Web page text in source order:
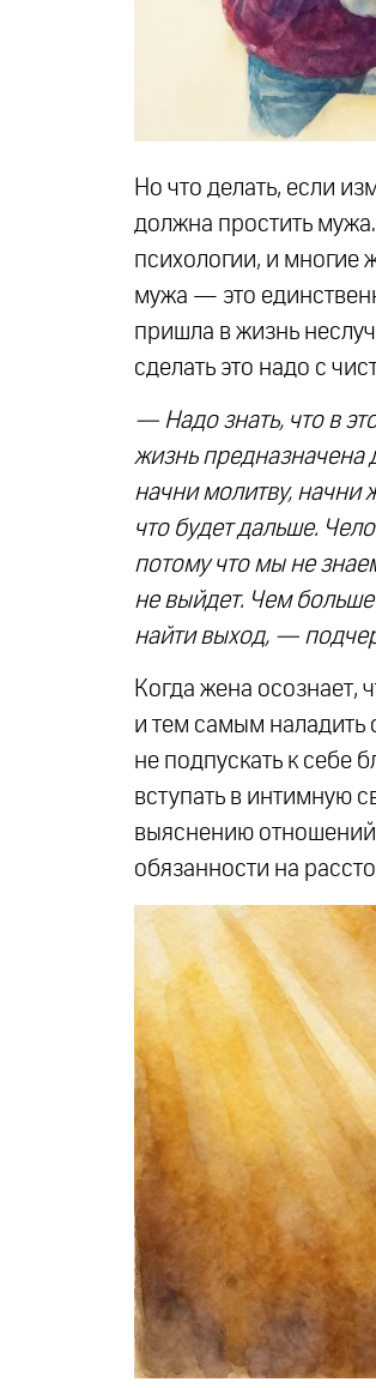
Но что делать, если
должна простить
психологии, и многие
мужа — это
пришла в жизнь
сделать это надо с
— Надо знать, что в
жизнь предназначена
начни молитву, начни
что будет дальше.
потому что мы не
не выйдет. Чем больше
найти выход, —
Когда жена осознает,
и тем самым наладить
не подпускать к себе
вступать в интимную
выяснению отношений
обязанности на